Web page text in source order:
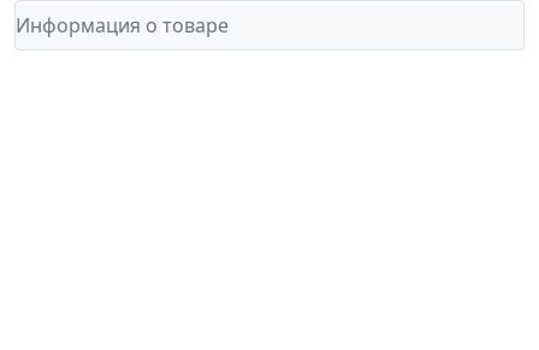
Информация о товаре